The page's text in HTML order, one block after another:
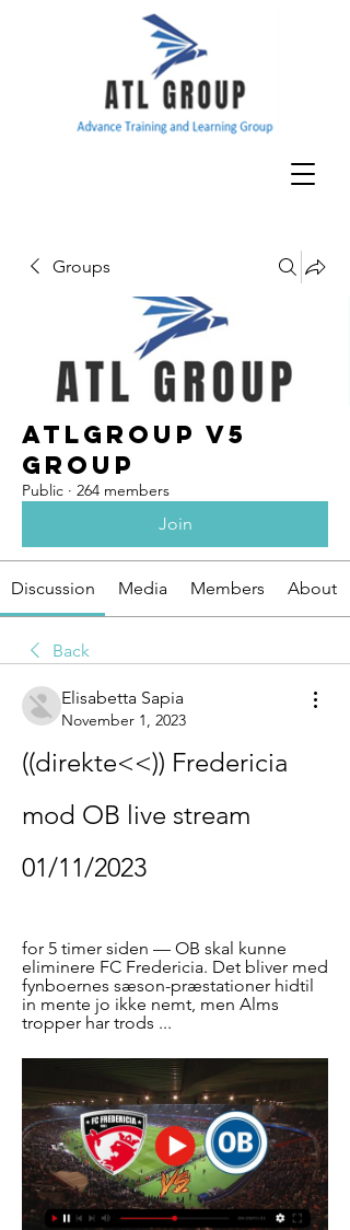
Groups
ATLGroup v5
Group
Public · 264 members
Join
Discussion Media Members About
Back
Elisabetta Sapia
November 1, 2023
((direkte<<)) Fredericia
mod OB live stream
01/11/2023
for 5 timer siden — OB skal kunne
eliminere FC Fredericia. Det bliver med
fynboernes sæson-præstationer hidtil
in mente jo ikke nemt, men Alms
tropper har trods ...